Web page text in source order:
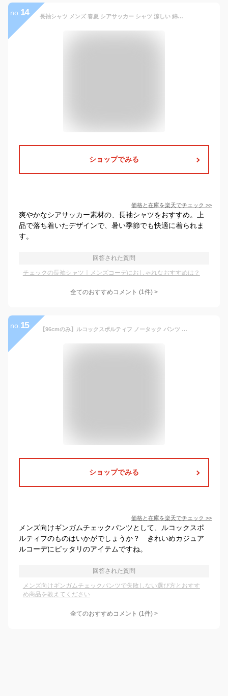
no. 14 長袖シャツ メンズ 春夏 シアサッカー シャツ 涼しい 綿混 ポリエステル チェック ストライプ レギュラーカラー カジュアルシャツ M L LL 軽量 速乾 涼感 ビジカジ 紳士服
ショップでみる
価格と在庫を楽天でチェック >>
爽やかなシアサッカー素材の、長袖シャツをおすすめ。上
品で落ち着いたデザインで、暑い季節でも快適に着られま
す。
回答された質問
チェックの長袖シャツ｜メンズコーデにおしゃれなおすすめは？
全てのおすすめコメント (1件) >
no. 15 【96cmのみ】ルコックスポルティフ ノータック パンツ 96cm 100cm 105cm 110cm メンズ 大きいサイズ ストレッチ UVカット メッシュ 通気性 カジュアル 大人カジュアル フォーサー ギンガムチェック ボトムス ゴルフ ロングパンツ スポーツ ネイビー le coq sportif
ショップでみる
価格と在庫を楽天でチェック >>
メンズ向けギンガムチェックパンツとして、ルコックスポ
ルティフのものはいかがでしょうか？ きれいめカジュア
ルコーデにピッタリのアイテムですね。
回答された質問
メンズ向けギンガムチェックパンツで失敗しない選び方とおすす
め商品を教えてください
全てのおすすめコメント (1件) >